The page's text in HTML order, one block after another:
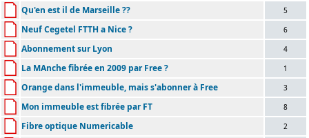
Qu'en est il de Marseille ?? 5
Neuf Cegetel FTTH a Nice ? 6
Abonnement sur Lyon 4
La MAnche fibrée en 2009 par Free ? 1
Orange dans l'immeuble, mais s'abonner à Free 3
Mon immeuble est fibrée par FT 8
Fibre optique Numericable 2